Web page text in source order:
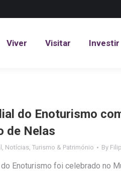
Viver Visitar Investir
do Enoturismo
de Nelas
, Notícias, Turismo & Património By
Enoturismo foi celebrado no
Viver Visitar Investir